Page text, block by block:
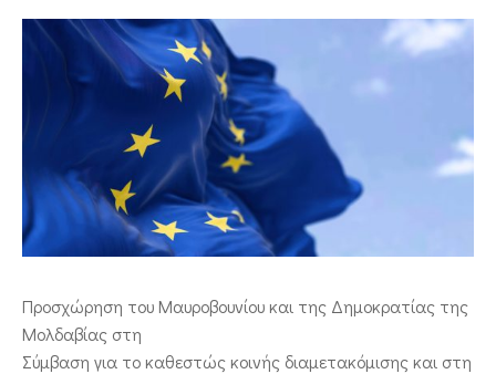
ΕΠΙΚΟΙΝΩΝΙΑ
Προσχώρηση του Μαυροβουνίου και της Δημοκρατίας της
Μολδαβίας στη
Σύμβαση για το καθεστώς κοινής διαμετακόμισης και στη